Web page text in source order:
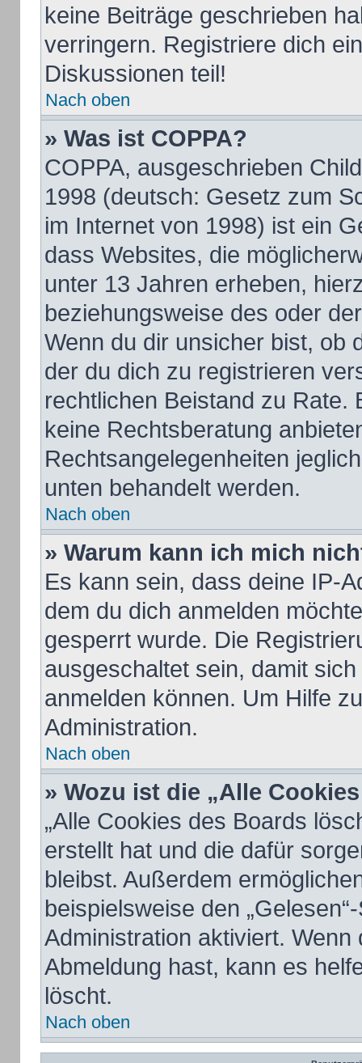
keine Beiträge geschrieben
verringern. Registriere dich
Diskussionen teil!
Nach oben
» Was ist COPPA?
COPPA, ausgeschrieben
1998 (deutsch: Gesetz zum
im Internet von 1998) ist ein
dass Websites, die
unter 13 Jahren erheben,
beziehungsweise des oder
Wenn du dir unsicher bist, ob
der du dich zu registrieren
rechtlichen Beistand zu Rate.
keine Rechtsberatung
Rechtsangelegenheiten
unten behandelt werden.
Nach oben
» Warum kann ich mich
Es kann sein, dass deine IP-
dem du dich anmelden
gesperrt wurde. Die
ausgeschaltet sein, damit
anmelden können. Um Hilfe
Administration.
Nach oben
» Wozu ist die „Alle
„Alle Cookies des Boards
erstellt hat und die dafür
bleibst. Außerdem
beispielsweise den
Administration aktiviert.
Abmeldung hast, kann es
löscht.
Nach oben